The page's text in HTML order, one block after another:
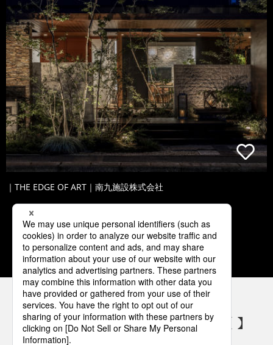
｜THE EDGE OF ART｜南九施設株式会社
1 2 3 4 5
パナソニックの電気設備 SNSアカウント